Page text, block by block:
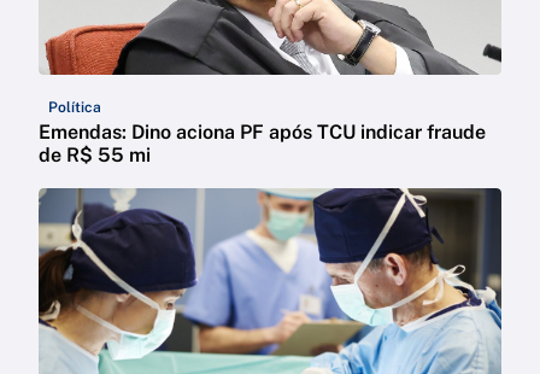
Política
Emendas: Dino aciona PF após TCU indicar fraude
de R$ 55 mi